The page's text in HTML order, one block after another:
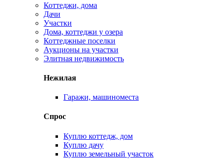
Коттеджи, дома
Дачи
Участки
Дома, коттеджи у озера
Коттеджные поселки
Аукционы на участки
Элитная недвижимость
Нежилая
Гаражи, машиноместа
Спрос
Куплю коттедж, дом
Куплю дачу
Куплю земельный участок